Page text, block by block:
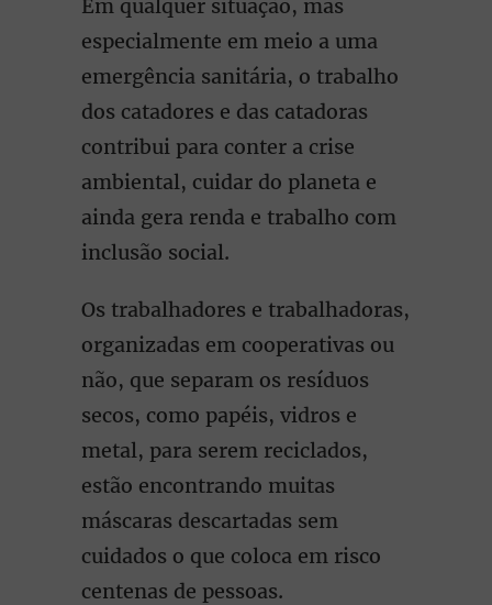
Em qualquer situação, mas
especialmente em meio a uma
emergência sanitária, o trabalho
dos catadores e das catadoras
contribui para conter a crise
ambiental, cuidar do planeta e
ainda gera renda e trabalho com
inclusão social.
Os trabalhadores e trabalhadoras,
organizadas em cooperativas ou
não, que separam os resíduos
secos, como papéis, vidros e
metal, para serem reciclados,
estão encontrando muitas
máscaras descartadas sem
cuidados o que coloca em risco
centenas de pessoas.